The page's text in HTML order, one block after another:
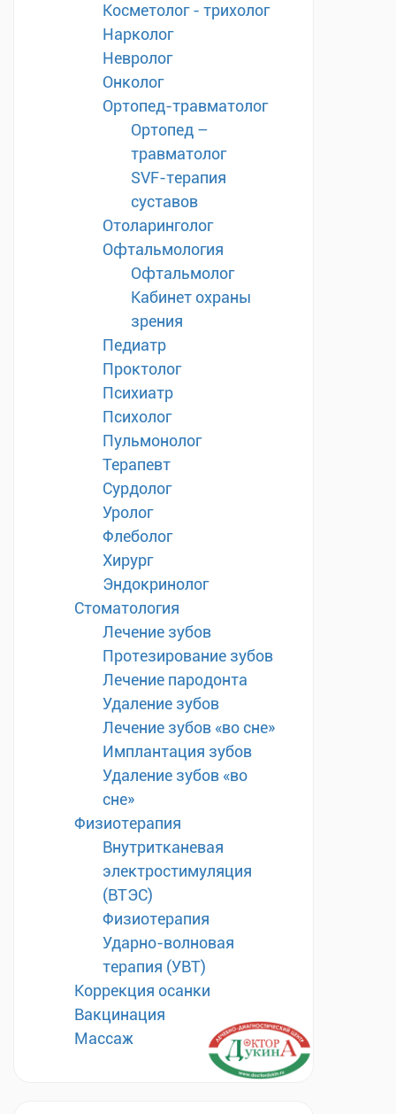
Косметолог - трихолог
Нарколог
Невролог
Онколог
Ортопед-травматолог
Ортопед –
травматолог
SVF-терапия
суставов
Отоларинголог
Офтальмология
Офтальмолог
Кабинет охраны
зрения
Педиатр
Проктолог
Психиатр
Психолог
Пульмонолог
Терапевт
Сурдолог
Уролог
Флеболог
Хирург
Эндокринолог
Стоматология
Лечение зубов
Протезирование зубов
Лечение пародонта
Удаление зубов
Лечение зубов «во сне»
Имплантация зубов
Удаление зубов «во
сне»
Физиотерапия
Внутритканевая
электростимуляция
(ВТЭС)
Физиотерапия
Ударно-волновая
терапия (УВТ)
Коррекция осанки
Вакцинация
Массаж